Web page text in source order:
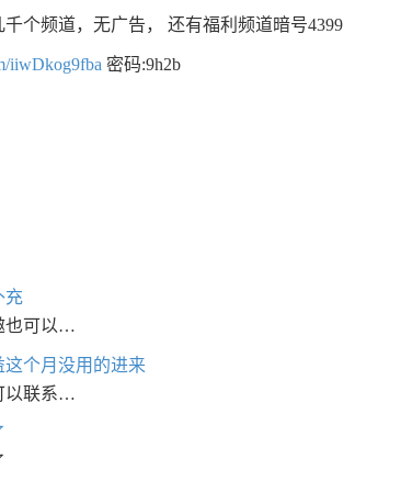
个频道，无广告， 还有福利频道暗号4399
iiwDkog9fba 密码:9h2b
充
也可以…
个月没用的进来
以联系…